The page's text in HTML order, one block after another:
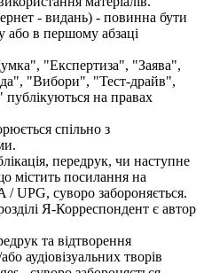
- видань) - повинна бути
або в першому абзаці
"Експертиза", "Заява",
"Вибори", "Тест-драйв",
на правах
спільно з
передрук, чи наступне
містить посилання на
/ UPG, суворо забороняється.
Я-Корреспондент є автор
та відтворення
аудіовізуальних творів